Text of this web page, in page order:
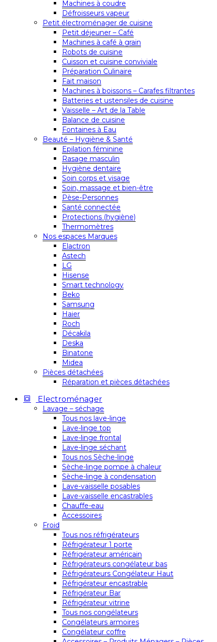
Machines à coudre
Défroisseurs vapeur
Petit électroménager de cuisine
Petit déjeuner – Café
Machines à café à grain
Robots de cuisine
Cuisson et cuisine conviviale
Préparation Culinaire
Fait maison
Machines à boissons – Carafes filtrantes
Batteries et ustensiles de cuisine
Vaisselle – Art de la Table
Balance de cuisine
Fontaines à Eau
Beauté – Hygiène & Santé
Epilation féminine
Rasage masculin
Hygiène dentaire
Soin corps et visage
Soin, massage et bien-être
Pèse-Personnes
Santé connectée
Protections (hygiène)
Thermomètres
Nos espaces Marques
Elactron
Astech
LG
Hisense
Smart technology
Beko
Samsung
Haier
Roch
Décakila
Deska
Binatone
Midea
Pièces détachées
Réparation et pièces détachées
Electroménager
Lavage – séchage
Tous nos lave-linge
Lave-linge top
Lave-linge frontal
Lave-linge séchant
Tous nos Sèche-linge
Sèche-linge pompe à chaleur
Sèche-linge à condensation
Lave-vaisselle posables
Lave-vaisselle encastrables
Chauffe-eau
Accessoires
Froid
Tous nos réfrigérateurs
Réfrigérateur 1 porte
Réfrigérateur américain
Réfrigérateurs congélateur bas
Réfrigérateurs Congélateur Haut
Réfrigérateur encastrable
Réfrigérateur Bar
Réfrigérateur vitrine
Tous nos congélateurs
Congélateurs armoires
Congélateur coffre